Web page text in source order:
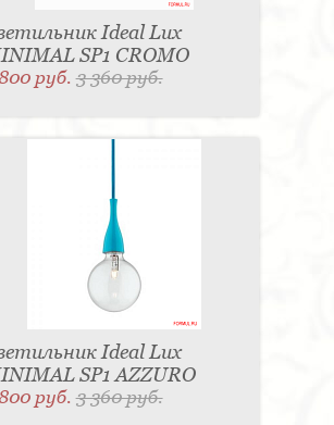
Ideal Lux
SP1 CROMO
руб.3 360 руб.
Ideal Lux
SP1 AZZURO
руб.3 360 руб.